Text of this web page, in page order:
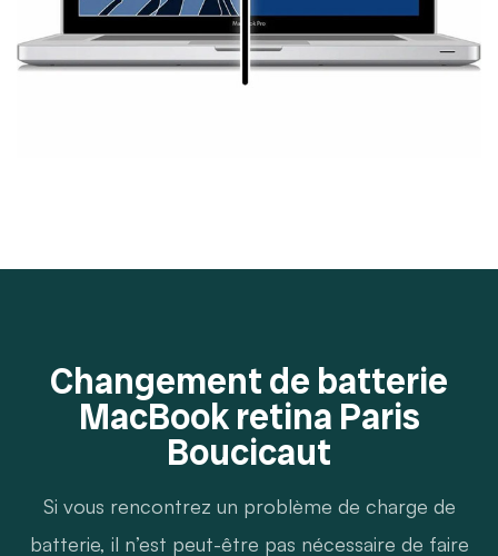
Changement de batterie
MacBook retina Paris
Boucicaut
Si vous rencontrez un problème de charge de
batterie, il n’est peut-être pas nécessaire de faire